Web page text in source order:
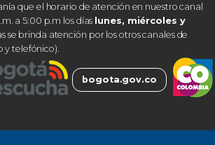
que el horario de atención en nuestro canal
a 5:00 p.m los días lunes, miércoles y
se brinda atención por los otros canales de
y telefónico).
bogota.gov.co